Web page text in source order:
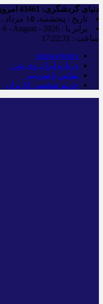
دنیای گردشگری:
تاریخ : پنجشنبه, ۱۵ مرداد , ۱۴۰۵
برابر با : Thursday - 6 - August - 2026
ساعت : 17:22:31
iranwaytours
درباره ایران وی تورز
تماس با سردبیر
حریم شخصی کاربران